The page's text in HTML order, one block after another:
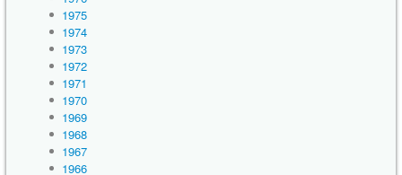
1975
1974
1973
1972
1971
1970
1969
1968
1967
1966